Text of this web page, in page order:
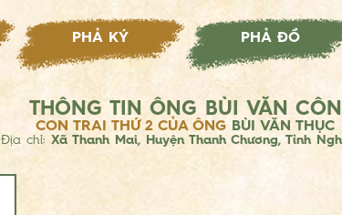
PHẢ KÝ PHẢ ĐỒ
THÔNG TIN ÔNG BÙI VĂN CÔN
CON TRAI THỨ 2 CỦA ÔNG BÙI VĂN THỤC
Địa chỉ: Xã Thanh Mai, Huyện Thanh Chương, Tỉnh